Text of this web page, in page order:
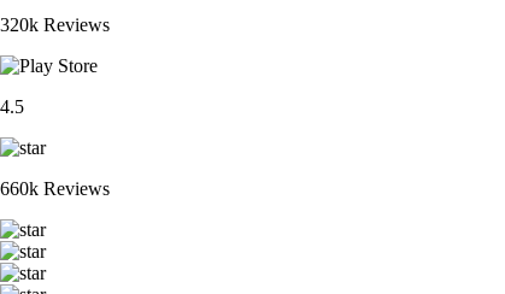
320k Reviews
4.5
660k Reviews